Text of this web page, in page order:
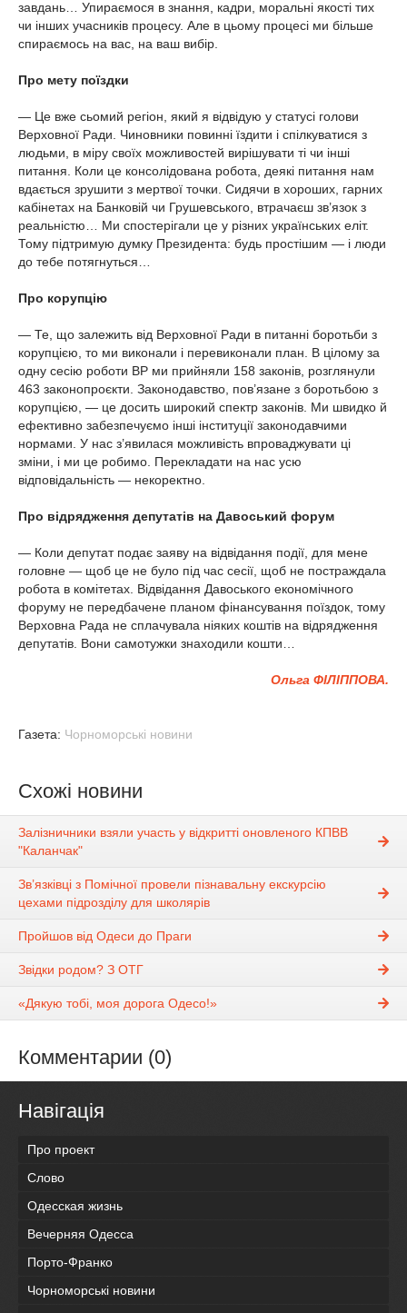
завдань… Упираємося в знання, кадри, моральні якості тих
чи інших учасників процесу. Але в цьому процесі ми більше
спираємось на вас, на ваш вибір.
Про мету поїздки
— Це вже сьомий регіон, який я відвідую у статусі голови
Верховної Ради. Чиновники повинні їздити і спілкуватися з
людьми, в міру своїх можливостей вирішувати ті чи інші
питання. Коли це консолідована робота, деякі питання нам
вдається зрушити з мертвої точки. Сидячи в хороших, гарних
кабінетах на Банковій чи Грушевського, втрачаєш зв’язок з
реальністю… Ми спостерігали це у різних українських еліт.
Тому підтримую думку Президента: будь простішим — і люди
до тебе потягнуться…
Про корупцію
— Те, що залежить від Верховної Ради в питанні боротьби з
корупцією, то ми виконали і перевиконали план. В цілому за
одну сесію роботи ВР ми прийняли 158 законів, розглянули
463 законопроєкти. Законодавство, пов’язане з боротьбою з
корупцією, — це досить широкий спектр законів. Ми швидко й
ефективно забезпечуємо інші інституції законодавчими
нормами. У нас з’явилася можливість впроваджувати ці
зміни, і ми це робимо. Перекладати на нас усю
відповідальність — некоректно.
Про відрядження депутатів на Давоський форум
— Коли депутат подає заяву на відвідання події, для мене
головне — щоб це не було під час сесії, щоб не постраждала
робота в комітетах. Відвідання Давоського економічного
форуму не передбачене планом фінансування поїздок, тому
Верховна Рада не сплачувала ніяких коштів на відрядження
депутатів. Вони самотужки знаходили кошти…
Ольга ФІЛІППОВА.
Газета: Чорноморські новини
Схожі новини
Залізничники взяли участь у відкритті оновленого КПВВ
"Каланчак"
Зв’язківці з Помічної провели пізнавальну екскурсію
цехами підрозділу для школярів
Пройшов від Одеси до Праги
Звідки родом? З ОТГ
«Дякую тобі, моя дорога Одесо!»
Комментарии (0)
Навігація
Про проект
Слово
Одесская жизнь
Вечерняя Одесса
Порто-Франко
Чорноморські новини